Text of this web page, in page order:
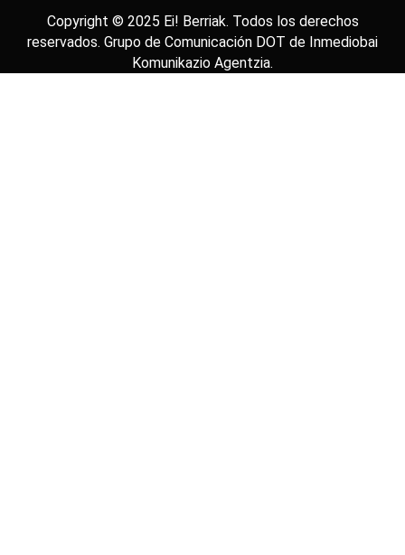
Copyright © 2025 Ei! Berriak. Todos los derechos
reservados. Grupo de Comunicación DOT de Inmediobai
Komunikazio Agentzia.